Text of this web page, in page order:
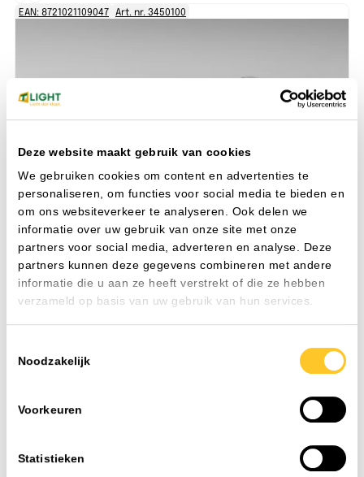
Deze website maakt gebruik van cookies
We gebruiken cookies om content en advertenties te
personaliseren, om functies voor social media te bieden en
om ons websiteverkeer te analyseren. Ook delen we
informatie over uw gebruik van onze site met onze
partners voor social media, adverteren en analyse. Deze
partners kunnen deze gegevens combineren met andere
informatie die u aan ze heeft verstrekt of die ze hebben
verzameld op basis van uw gebruik van hun services.
Noodzakelijk
Voorkeuren
Statistieken
EAN: 8721021109047 Art. nr. 3450100
Plafond- en wandarmaturen
AQUARIUS EM 1200 12-38W
830/840/860 AT 1h IP66
Watt38 W
CRI80-89
Nom. spanning220-240 V
Toevoegen